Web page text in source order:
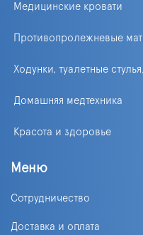
Медицинские кровати
Противопролежневые
Ходунки, туалетные
Домашняя медтехника
Красота и здоровье
Меню
Сотрудничество
Доставка и оплата